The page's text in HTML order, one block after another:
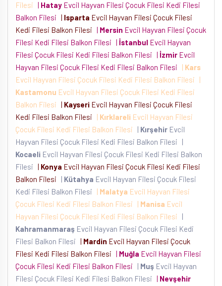
Filesi | Hatay Evcil Hayvan Filesi Çocuk Filesi Kedi Filesi
Balkon Filesi | Isparta Evcil Hayvan Filesi Çocuk Filesi
Kedi Filesi Balkon Filesi | Mersin Evcil Hayvan Filesi Çocuk
Filesi Kedi Filesi Balkon Filesi | İstanbul Evcil Hayvan
Filesi Çocuk Filesi Kedi Filesi Balkon Filesi | İzmir Evcil
Hayvan Filesi Çocuk Filesi Kedi Filesi Balkon Filesi
| Kars
Evcil Hayvan Filesi Çocuk Filesi Kedi Filesi Balkon Filesi
|
Kastamonu Evcil Hayvan Filesi Çocuk Filesi Kedi Filesi
Balkon Filesi | Kayseri Evcil Hayvan Filesi Çocuk Filesi
Kedi Filesi Balkon Filesi
| Kırklareli Evcil Hayvan Filesi
Çocuk Filesi Kedi Filesi Balkon Filesi
| Kırşehir Evcil
Hayvan Filesi Çocuk Filesi Kedi Filesi Balkon Filesi
|
Kocaeli Evcil Hayvan Filesi Çocuk Filesi Kedi Filesi Balkon
Filesi | Konya Evcil Hayvan Filesi Çocuk Filesi Kedi Filesi
Balkon Filesi
| Kütahya Evcil Hayvan Filesi Çocuk Filesi
Kedi Filesi Balkon Filesi
| Malatya Evcil Hayvan Filesi
Çocuk Filesi Kedi Filesi Balkon Filesi
| Manisa Evcil
Hayvan Filesi Çocuk Filesi Kedi Filesi Balkon Filesi
|
Kahramanmaraş Evcil Hayvan Filesi Çocuk Filesi Kedi
Filesi Balkon Filesi | Mardin Evcil Hayvan Filesi Çocuk
Filesi Kedi Filesi Balkon Filesi | Muğla Evcil Hayvan Filesi
Çocuk Filesi Kedi Filesi Balkon Filesi
| Muş Evcil Hayvan
Filesi Çocuk Filesi Kedi Filesi Balkon Filesi | Nevşehir